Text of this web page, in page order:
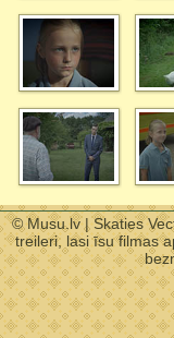
© Musu.lv | Skaties
treileri, lasi īsu filmas